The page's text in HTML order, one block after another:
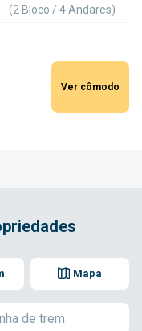
(2 Bloco / 4 Andares)
Ver cômodo
Mapa